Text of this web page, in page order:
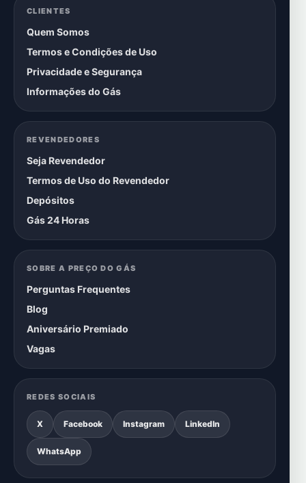
CLIENTES
Quem Somos
Termos e Condições de Uso
Privacidade e Segurança
Informações do Gás
REVENDEDORES
Seja Revendedor
Termos de Uso do Revendedor
Depósitos
Gás 24 Horas
SOBRE A PREÇO DO GÁS
Perguntas Frequentes
Blog
Aniversário Premiado
Vagas
REDES SOCIAIS
X Facebook Instagram LinkedIn
WhatsApp